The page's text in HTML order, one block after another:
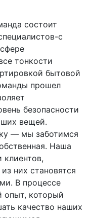
состоит
с
тонкости
бытовой
прошел
безопасности
вещей.
— мы заботимся
Наша
клиентов,
них становятся
В процессе
опыт, который
качество наших